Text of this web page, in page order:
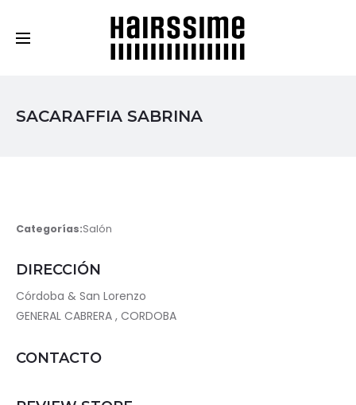
SACARAFFIA SABRINA
Categorías:Salón
DIRECCIÓN
Córdoba & San Lorenzo
GENERAL CABRERA , CORDOBA
CONTACTO